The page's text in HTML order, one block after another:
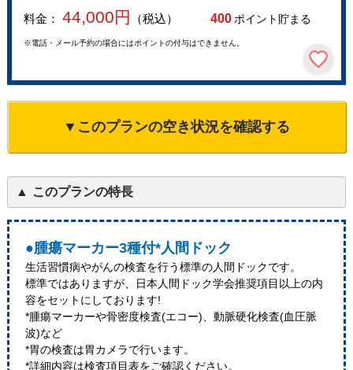
料金： 44,000円 （税込） 400ポイント貯まる
※電話・メール予約の場合にはポイントの付与はできません。
▼このプランの空き状況を確認する
このプランの特長
●腫瘍マーカー3種付*人間ドック
生活習慣病やがんの検査を行う標準の人間ドックです。
標準ではありますが、日本人間ドック学会推奨項目以上の内
容をセットにしております!
*腫瘍マーカーや骨密度検査(エコー)、動脈硬化検査(血圧脈
波)など
*胃の検査は胃カメラで行います。
*詳細内容は検査項目表をご確認ください。